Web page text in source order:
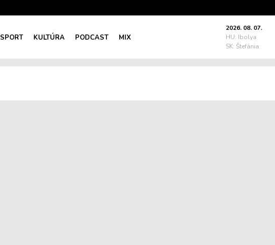
SPORT KULTÚRA PODCAST MIX
2026. 08. 07.
HU: Ibolya
SK: Štefánia